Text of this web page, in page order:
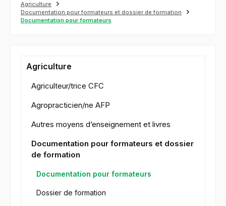
Agriculture
Documentation pour formateurs et dossier de formation
Documentation pour formateurs
Agriculture
Agriculteur/trice CFC
Agropracticien/ne AFP
Autres moyens d‘enseignement et livres
Documentation pour formateurs et dossier
de formation
Documentation pour formateurs
Dossier de formation